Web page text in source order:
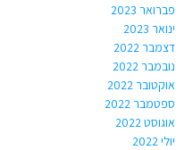
פברואר 2023
ינואר 2023
דצמבר 2022
נובמבר 2022
אוקטובר 2022
ספטמבר 2022
אוגוסט 2022
יולי 2022